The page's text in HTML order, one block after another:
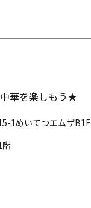
華を楽しもう★
1めいてつエムザB1F
階